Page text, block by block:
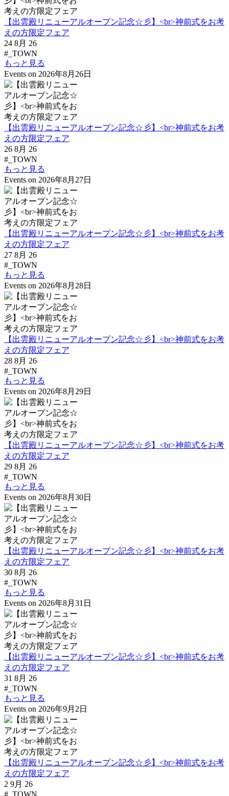
【出雲殿リニューアルオープン記念☆彡】<br>神前式をお考
えの方限定フェア
24 8月 26
#_TOWN
もっと見る
Events on 2026年8月26日
【出雲殿リニューアルオープン記念☆彡】<br>神前式をお考
えの方限定フェア
26 8月 26
#_TOWN
もっと見る
Events on 2026年8月27日
【出雲殿リニューアルオープン記念☆彡】<br>神前式をお考
えの方限定フェア
27 8月 26
#_TOWN
もっと見る
Events on 2026年8月28日
【出雲殿リニューアルオープン記念☆彡】<br>神前式をお考
えの方限定フェア
28 8月 26
#_TOWN
もっと見る
Events on 2026年8月29日
【出雲殿リニューアルオープン記念☆彡】<br>神前式をお考
えの方限定フェア
29 8月 26
#_TOWN
もっと見る
Events on 2026年8月30日
【出雲殿リニューアルオープン記念☆彡】<br>神前式をお考
えの方限定フェア
30 8月 26
#_TOWN
もっと見る
Events on 2026年8月31日
【出雲殿リニューアルオープン記念☆彡】<br>神前式をお考
えの方限定フェア
31 8月 26
#_TOWN
もっと見る
Events on 2026年9月2日
【出雲殿リニューアルオープン記念☆彡】<br>神前式をお考
えの方限定フェア
2 9月 26
#_TOWN